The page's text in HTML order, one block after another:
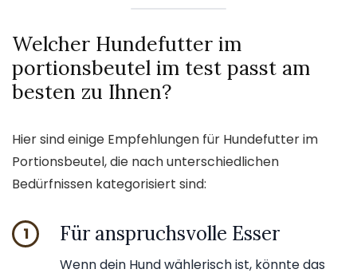
Welcher Hundefutter im
portionsbeutel im test passt am
besten zu Ihnen?
Hier sind einige Empfehlungen für Hundefutter im
Portionsbeutel, die nach unterschiedlichen
Bedürfnissen kategorisiert sind:
1 Für anspruchsvolle Esser
Wenn dein Hund wählerisch ist, könnte das